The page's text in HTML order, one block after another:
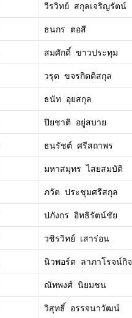
วีรวิทย์ สกุลเจริญรัตน์
ธนกร ตอสี
สมศักดิ์ ขาวประทุม
วรุต ขจรกิตติสกุล
ธนัท อุยสกุล
ปิยชาติ อยู่สบาย
ธนรัชต์ ศรีสถาพร
มหาสมุทร ไสยสมบัติ
ภวัต ประชุมศรีสกุล
ปภังกร อิทธิรัตน์ชัย
วชิรวิทย์ เสาร่อน
นิวพอร์ต ลาภาโรจน์กิจ
ณัทพงศ์ นิยมชน
วิสุทธิ์ อรรจนาวัฒน์